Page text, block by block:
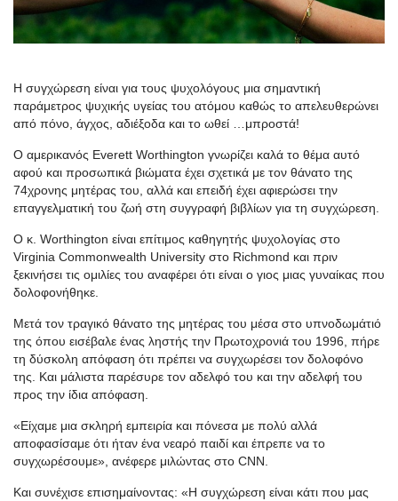
Η συγχώρεση είναι για τους ψυχολόγους μια σημαντική
παράμετρος ψυχικής υγείας του ατόμου καθώς το απελευθερώνει
από πόνο, άγχος, αδιέξοδα και το ωθεί …μπροστά!
Ο αμερικανός Everett Worthington γνωρίζει καλά το θέμα αυτό
αφού και προσωπικά βιώματα έχει σχετικά με τον θάνατο της
74χρονης μητέρας του, αλλά και επειδή έχει αφιερώσει την
επαγγελματική του ζωή στη συγγραφή βιβλίων για τη συγχώρεση.
Ο κ. Worthington είναι επίτιμος καθηγητής ψυχολογίας στο
Virginia Commonwealth University στο Richmond και πριν
ξεκινήσει τις ομιλίες του αναφέρει ότι είναι ο γιος μιας γυναίκας που
δολοφονήθηκε.
Μετά τον τραγικό θάνατο της μητέρας του μέσα στο υπνοδωμάτιό
της όπου εισέβαλε ένας ληστής την Πρωτοχρονιά του 1996, πήρε
τη δύσκολη απόφαση ότι πρέπει να συγχωρέσει τον δολοφόνο
της. Και μάλιστα παρέσυρε τον αδελφό του και την αδελφή του
προς την ίδια απόφαση.
«Είχαμε μια σκληρή εμπειρία και πόνεσα με πολύ αλλά
αποφασίσαμε ότι ήταν ένα νεαρό παιδί και έπρεπε να το
συγχωρέσουμε», ανέφερε μιλώντας στο CNN.
Και συνέχισε επισημαίνοντας: «Η συγχώρεση είναι κάτι που μας